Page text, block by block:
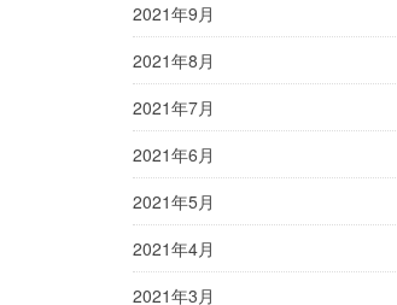
2021年9月
2021年8月
2021年7月
2021年6月
2021年5月
2021年4月
2021年3月